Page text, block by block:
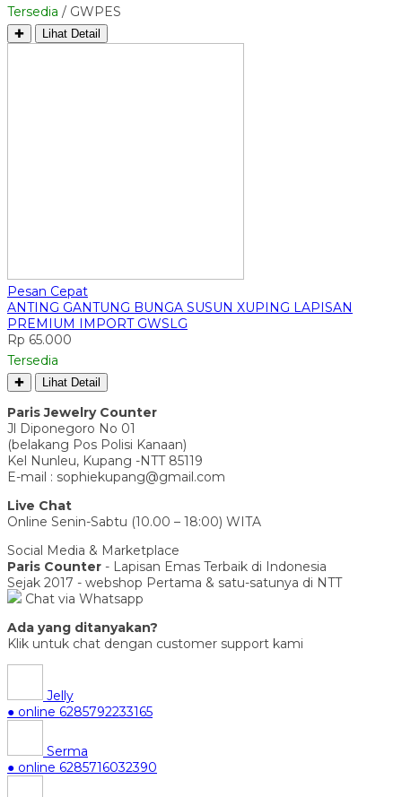
Tersedia / GWPES
✚ Lihat Detail
Pesan Cepat
ANTING GANTUNG BUNGA SUSUN XUPING LAPISAN
PREMIUM IMPORT GWSLG
Rp 65.000
Tersedia
✚ Lihat Detail
Paris Jewelry Counter
Jl Diponegoro No 01
(belakang Pos Polisi Kanaan)
Kel Nunleu, Kupang -NTT 85119
E-mail : sophiekupang@gmail.com
Live Chat
Online Senin-Sabtu (10.00 – 18:00) WITA
Social Media & Marketplace
Paris Counter - Lapisan Emas Terbaik di Indonesia
Sejak 2017 - webshop Pertama & satu-satunya di NTT
Chat via Whatsapp
Ada yang ditanyakan?
Klik untuk chat dengan customer support kami
Jelly
● online 6285792233165
Serma
● online 6285716032390